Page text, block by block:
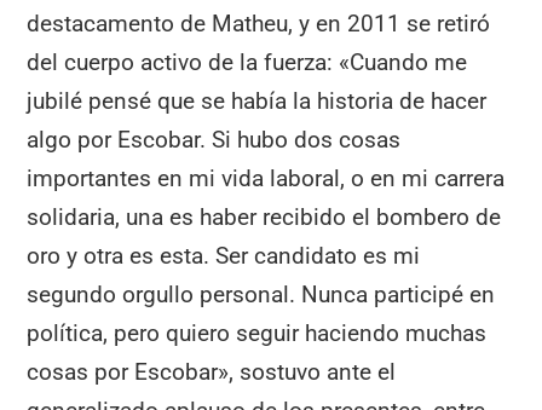
destacamento de Matheu, y en 2011 se retiró
del cuerpo activo de la fuerza: «Cuando me
jubilé pensé que se había la historia de hacer
algo por Escobar. Si hubo dos cosas
importantes en mi vida laboral, o en mi carrera
solidaria, una es haber recibido el bombero de
oro y otra es esta. Ser candidato es mi
segundo orgullo personal. Nunca participé en
política, pero quiero seguir haciendo muchas
cosas por Escobar», sostuvo ante el